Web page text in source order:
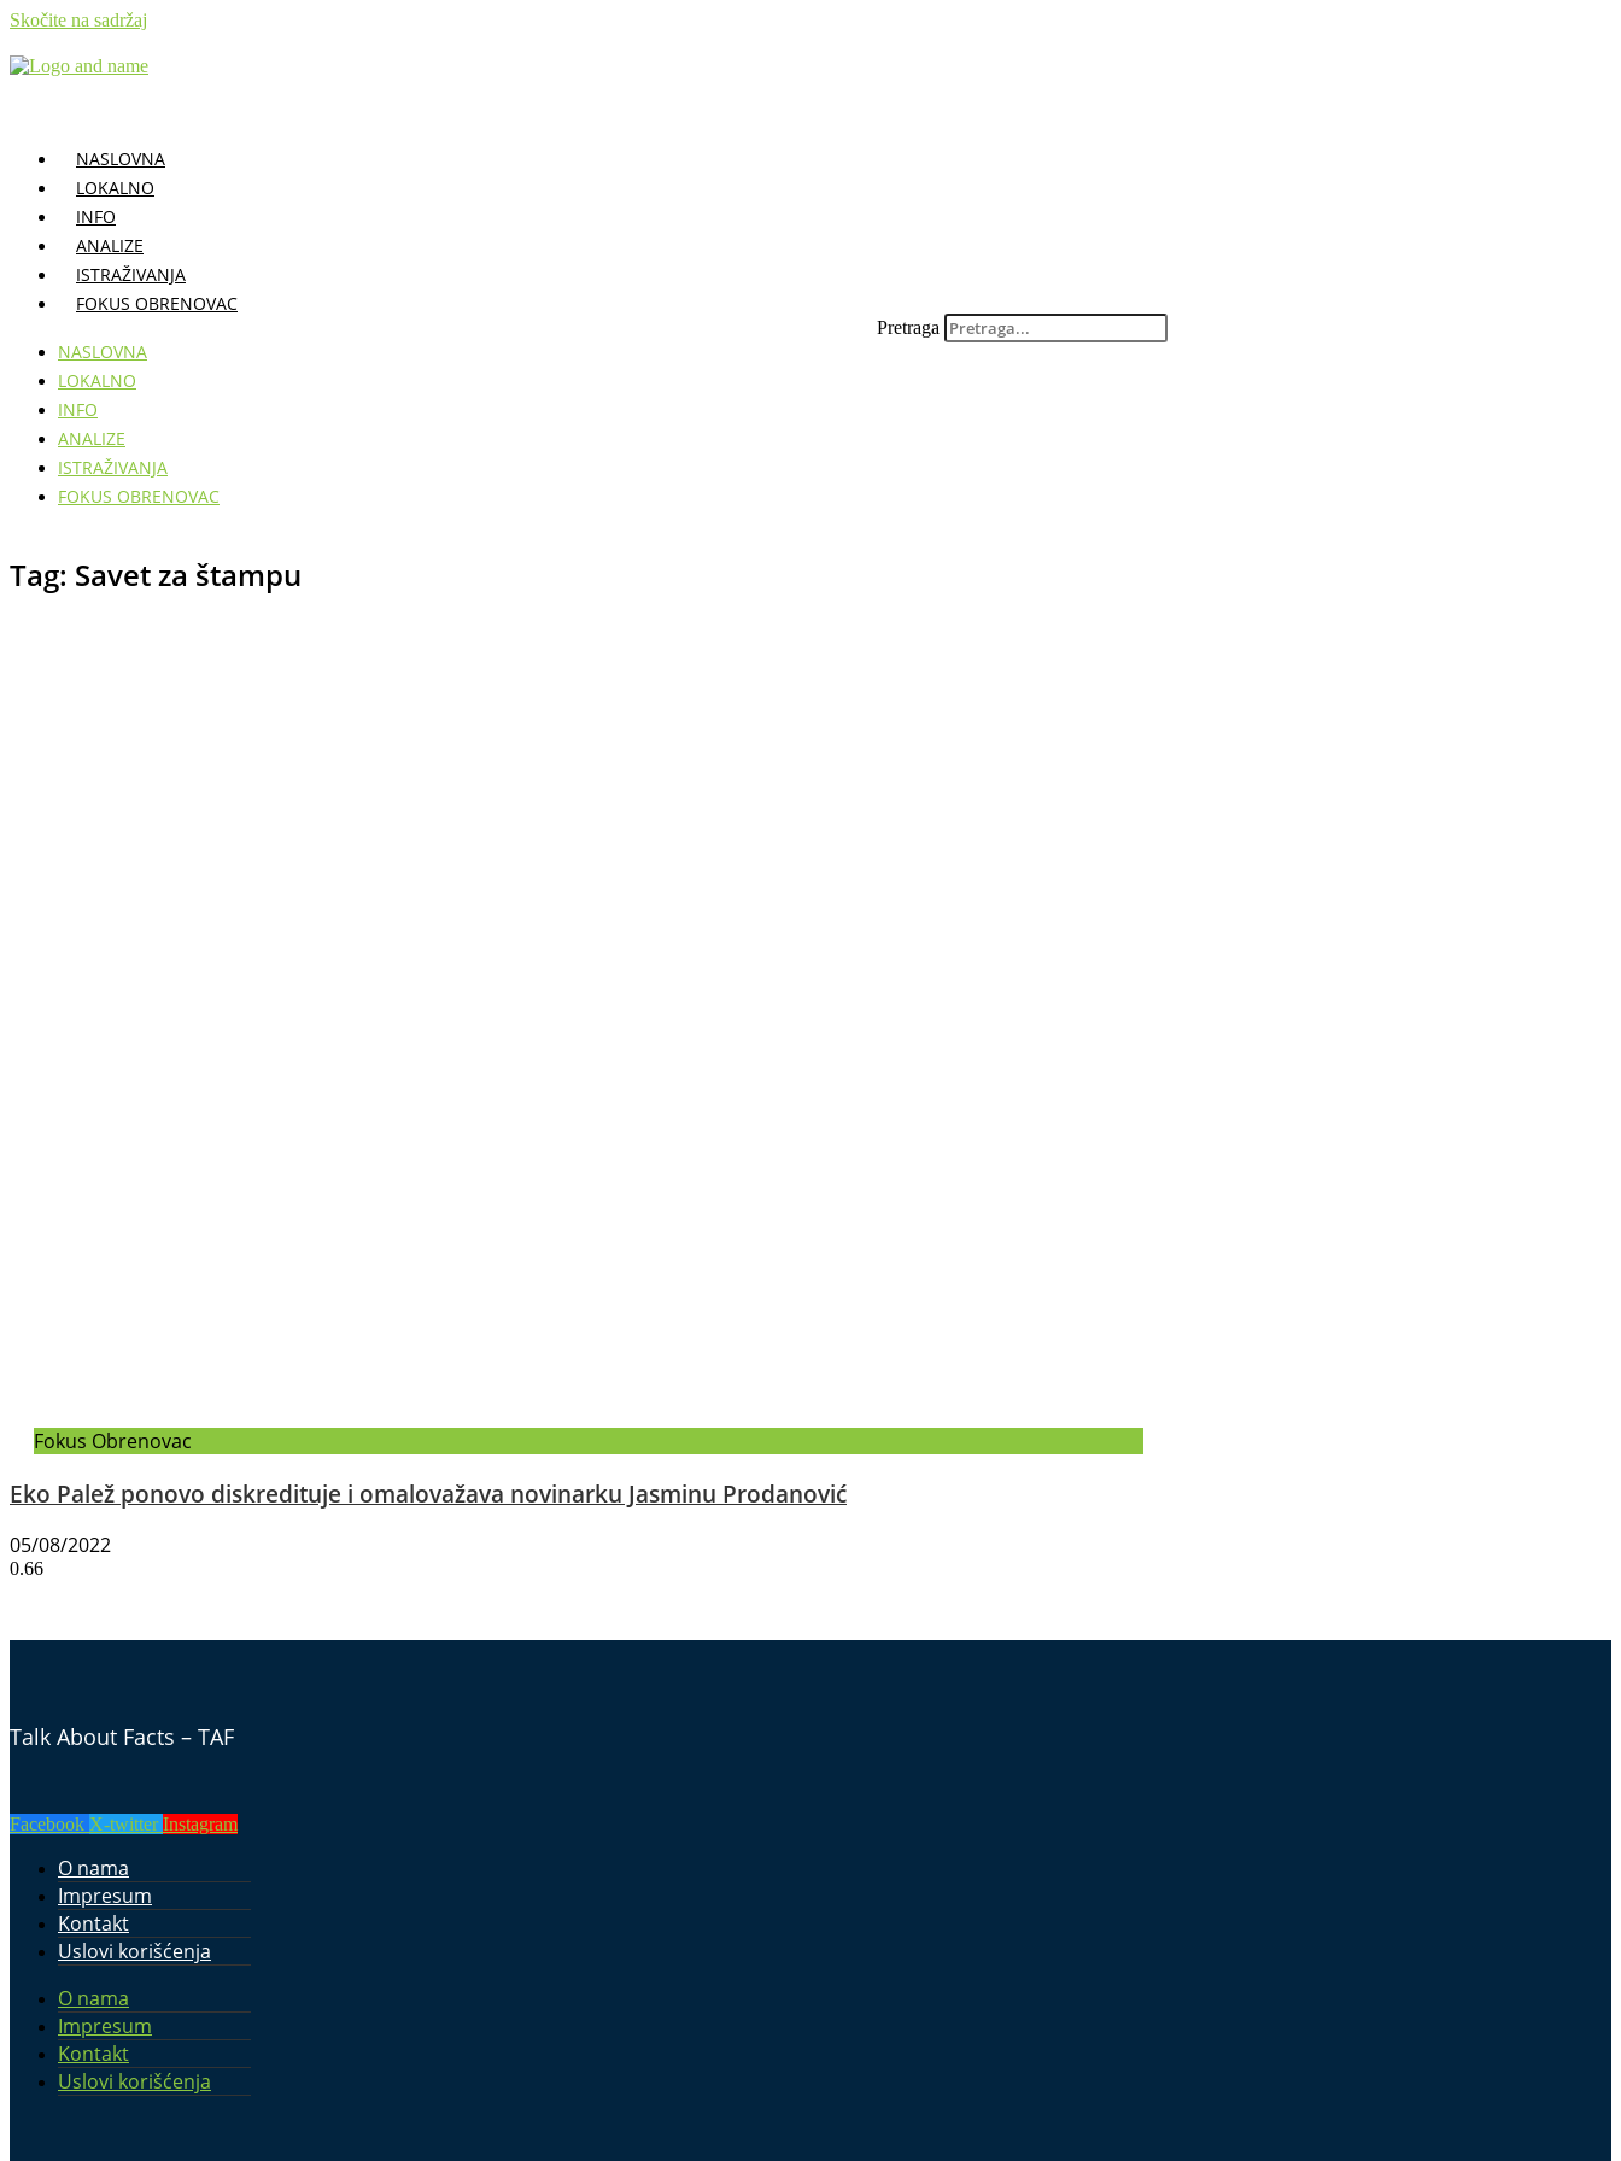
Skočite na sadržaj
NASLOVNA
LOKALNO
INFO
ANALIZE
ISTRAŽIVANJA
FOKUS OBRENOVAC
NASLOVNA
LOKALNO
INFO
ANALIZE
ISTRAŽIVANJA
FOKUS OBRENOVAC
Pretraga
Tag: Savet za štampu
Fokus Obrenovac
Eko Palež ponovo diskredituje i omalovažava novinarku Jasminu Prodanović
05/08/2022
Talk About Facts – TAF
Facebook X-twitter Instagram
O nama
Impresum
Kontakt
Uslovi korišćenja
O nama
Impresum
Kontakt
Uslovi korišćenja